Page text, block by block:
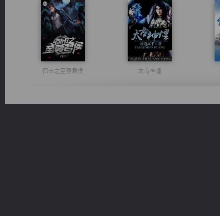
都市之至尊君侯 太古神煌